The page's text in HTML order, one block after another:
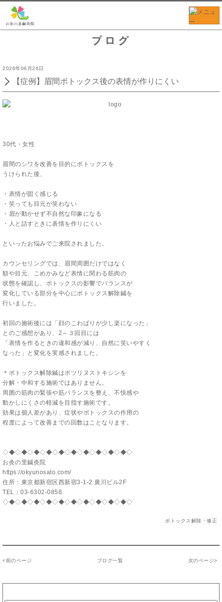
ブログ
2026年06月26日
【症例】眉間ボトックス後の表情が作りにくい
30代・女性
眉間のシワを改善を目的にボトックスを
うけられた後、
・表情が固く感じる
・笑っても目元が笑わない
・眉が動かせず不自然な印象になる
・人と話すときに表情を作りにくい
といったお悩みでご来院されました。
カウンセリングでは、眉間周囲だけではなく
額や目元、こめかみなど表情に関わる筋肉の
状態を確認し、ボトックスの影響でバランスが
変化している部分を中心にボトックス解除鍼を
行いました。
初回の施術後には「顔のこわばりが少し楽になった」
とのご感想があり、2～３回目には
「表情を作るときの違和感が減り、自然に笑いやすく
なった」と変化を実感されました。
＊ボトックス解除鍼はボツリヌストキシンを
分解・中和する施術ではありません。
周囲の筋肉の緊張や筋バランスを整え、不快感や
動かしにくさの軽減を目指す施術です。
効果は個人差があり、症状やボトックスの作用の
程度によって改善までの回数はことなります。
◇◆◇◆◇◆◇◆◇◆◇◆◇◆◇◆◇◆◇◆◇
お灸の里鍼灸院
https://okyunosato.com/
住所：東京都新宿区西新宿3-1-2 廣川ビル2F
TEL： 03-6302-0858
◇◆◇◆◇◆◇◆◇◆◇◆◇◆◇◆◇◆◇◆◇
ボトックス解除・修正
<前のページ ブログ一覧 次のページ>